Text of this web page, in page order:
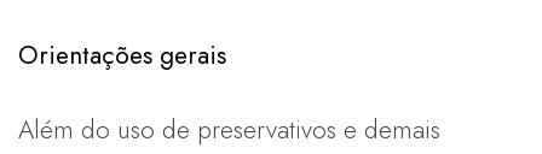
Orientações gerais
Além do uso de preservativos e demais